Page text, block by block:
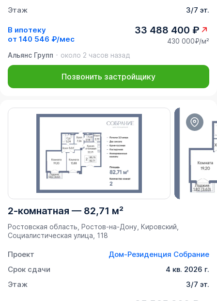
Этаж
3/7 эт.
В ипотеку
от 140 546 ₽/мес
33 488 400 ₽
430 000₽/м²
Альянс Групп
около 2 часов назад
Позвонить застройщику
2-комнатная — 82,71 м²
Ростовская область, Ростов-на-Дону, Кировский,
Социалистическая улица, 118
Проект
Дом-Резиденция Собрание
Срок сдачи
4 кв. 2026 г.
Этаж
3/7 эт.